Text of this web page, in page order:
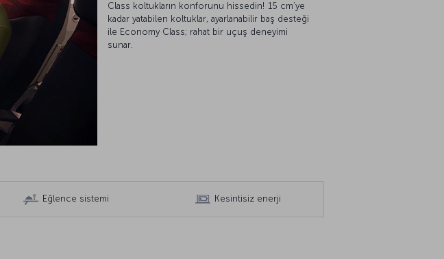
Class koltukların konforunu hissedin! 15 cm’ye
kadar yatabilen koltuklar, ayarlanabilir baş desteği
ile Economy Class; rahat bir uçuş deneyimi
sunar.
Eğlence sistemi Kesintisiz enerji